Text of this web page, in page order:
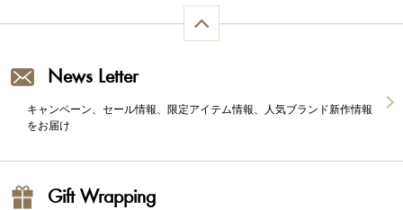
News Letter
キャンペーン、セール情報、限定アイテム情報、人気ブランド新作情報
をお届け
Gift Wrapping